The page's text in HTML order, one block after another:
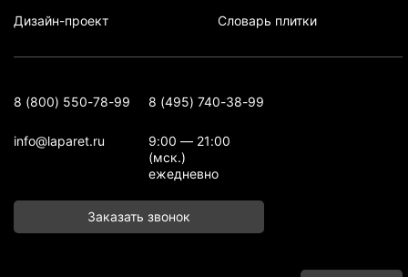
Дизайн-проект
Словарь плитки
8 (800) 550-78-99 8 (495) 740-38-99
info@laparet.ru
9:00 — 21:00
(мск.)
ежедневно
Заказать звонок